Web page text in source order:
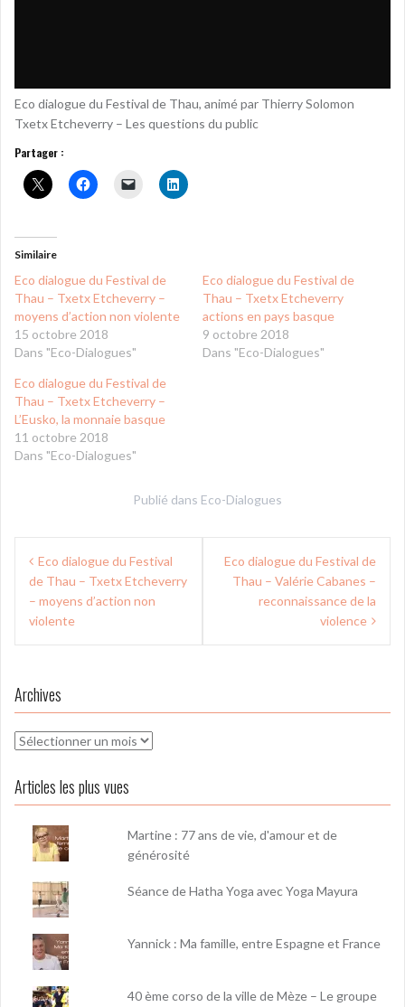
Eco dialogue du Festival de Thau, animé par Thierry Solomon
Txetx Etcheverry – Les questions du public
Partager :
Similaire
Eco dialogue du Festival de
Thau – Txetx Etcheverry –
moyens d’action non violente
15 octobre 2018
Dans "Eco-Dialogues"
Eco dialogue du Festival de
Thau – Txetx Etcheverry
actions en pays basque
9 octobre 2018
Dans "Eco-Dialogues"
Eco dialogue du Festival de
Thau – Txetx Etcheverry –
L’Eusko, la monnaie basque
11 octobre 2018
Dans "Eco-Dialogues"
Publié dans Eco-Dialogues
Navigation
de
l’article
Eco dialogue du Festival
de Thau – Txetx Etcheverry
– moyens d’action non
violente
Eco dialogue du Festival de
Thau – Valérie Cabanes –
reconnaissance de la
violence
Archives
Archives
Articles les plus vues
Martine : 77 ans de vie, d'amour et de
générosité
Séance de Hatha Yoga avec Yoga Mayura
Yannick : Ma famille, entre Espagne et France
40 ème corso de la ville de Mèze – Le groupe